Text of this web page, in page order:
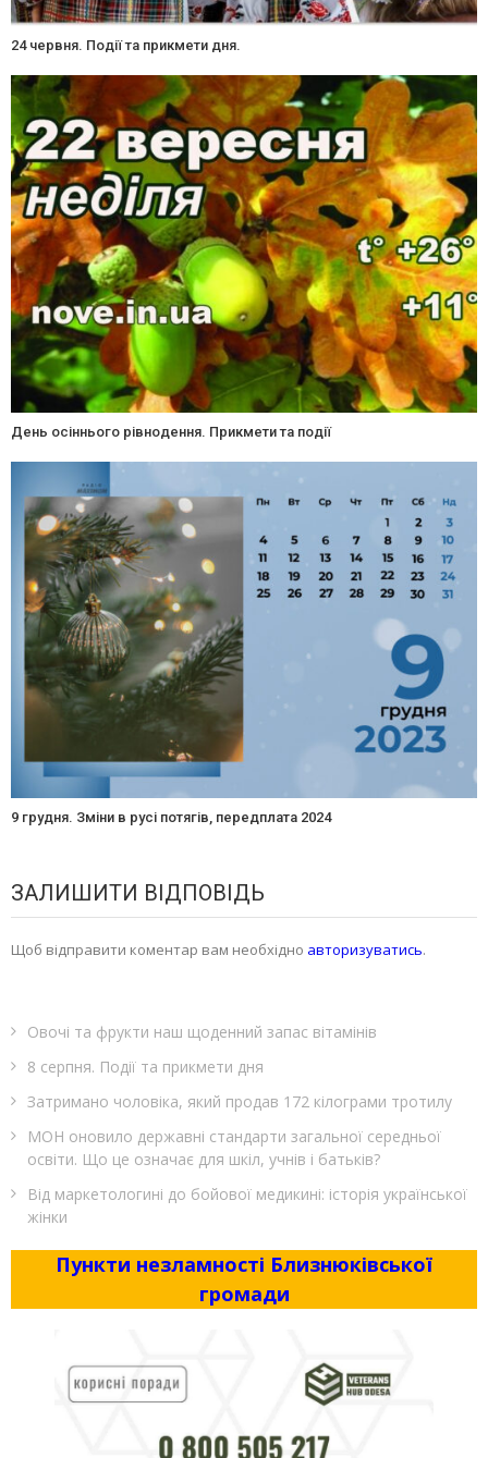
24 червня. Події та прикмети дня.
День осіннього рівнодення. Прикмети та події
9 грудня. Зміни в русі потягів, передплата 2024
ЗАЛИШИТИ ВІДПОВІДЬ
Щоб відправити коментар вам необхідно авторизуватись.
Овочі та фрукти наш щоденний запас вітамінів
8 серпня. Події та прикмети дня
Затримано чоловіка, який продав 172 кілограми тротилу
МОН оновило державні стандарти загальної середньої
освіти. Що це означає для шкіл, учнів і батьків?
Від маркетологині до бойової медикині: історія української
жінки
Пункти незламності Близнюківської
громади